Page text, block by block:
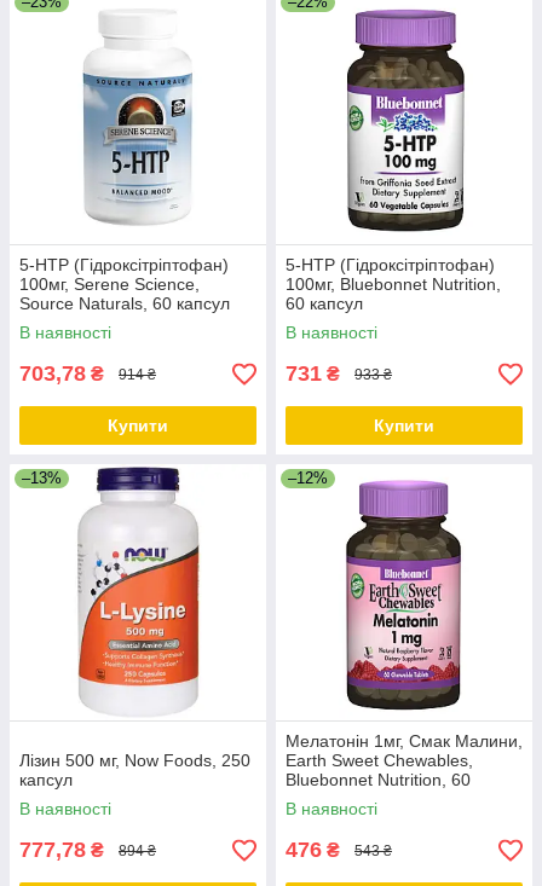
5-HTP (Гідроксітріптофан)
100мг, Serene Science,
Source Naturals, 60 капсул
В наявності
703,78 ₴ 914 ₴
Купити
5-HTP (Гідроксітріптофан)
100мг, Bluebonnet Nutrition,
60 капсул
В наявності
731 ₴ 933 ₴
Купити
–13%
Лізин 500 мг, Now Foods, 250
капсул
В наявності
777,78 ₴ 894 ₴
–12%
Мелатонін 1мг, Смак Малини,
Earth Sweet Chewables,
Bluebonnet Nutrition, 60
жувальних таблеток
В наявності
476 ₴ 543 ₴